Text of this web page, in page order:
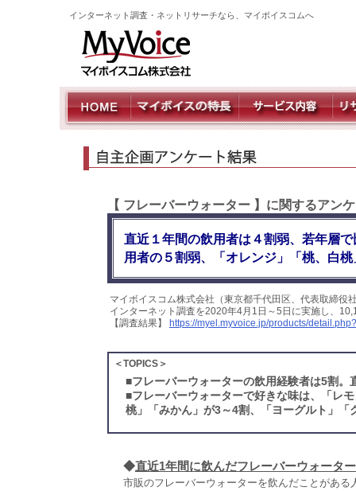
インターネット調査・ネットリサーチなら、マイボイスコムへ
【 フレーバーウォーター 】に関するアン
直近１年間の飲用者は４割弱、若年層
用者の５割弱、「オレンジ」「桃、白
マイボイスコム株式会社（東京都千代田区、代表取締役
インターネット調査を2020年4月1日～5日に実施し、
【調査結果】
https://myel.myvoice.jp/products/
＜TOPICS＞
■フレーバーウォーターの飲用経験者は5割
■フレーバーウォーターで好きな味は、「レ
桃」「みかん」が3～4割、「ヨーグルト」「
◆直近1年間に飲んだフレーバーウォーター
市販のフレーバーウォーターを飲んだことがあ